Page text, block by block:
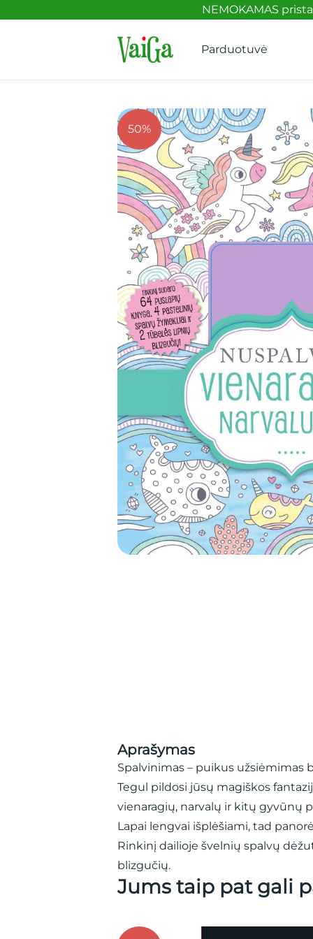
NEMOKAMAS
Parduotuvė
50%
Aprašymas
Spalvinimas – puikus užsiėmimas
Tegul pildosi jūsų magiškos
vienaragių, narvalų ir kitų gyvūnų
Lapai lengvai išplėšiami, tad
Rinkinį dailioje švelnių spalvų
blizgučių.
Jums taip pat gali